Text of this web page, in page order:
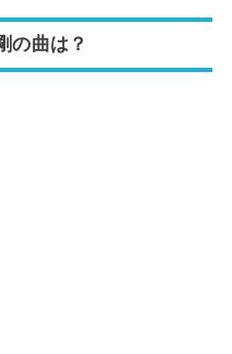
の曲は？